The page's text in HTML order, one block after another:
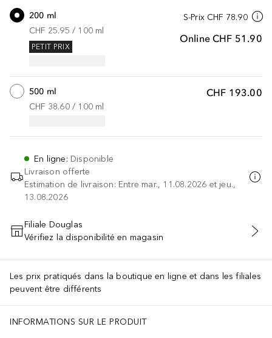
S-Prix CHF 78.90
Online CHF 51.90
200 ml
CHF 25.95 / 100 ml
PETIT PRIX
CHF 193.00
500 ml
CHF 38.60 / 100 ml
En ligne: Disponible
Livraison offerte
Estimation de livraison: Entre mar., 11.08.2026 et jeu.,
13.08.2026
AJOUTER AU PANIER
Filiale Douglas
Vérifiez la disponibilité en magasin
Les prix pratiqués dans la boutique en ligne et dans les filiales
peuvent être différents
INFORMATIONS SUR LE PRODUIT